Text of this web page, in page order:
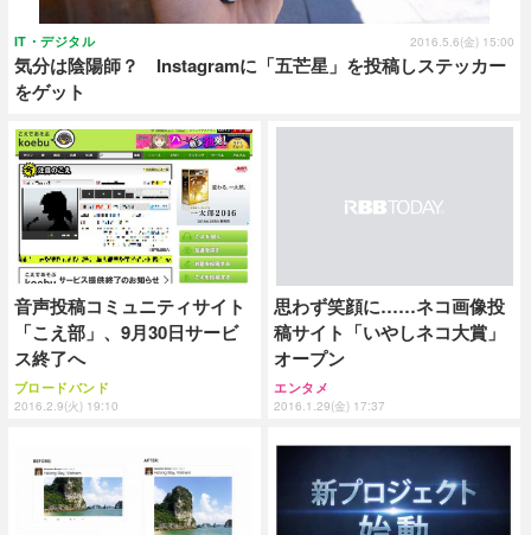
気分は陰陽師？ Instagramに「五芒星」を投稿しステッカー
をゲット
IT・デジタル 2016.5.6(金) 15:00
音声投稿コミュニティサイト
「こえ部」、9月30日サービ
ス終了へ
ブロードバンド
2016.2.9(火) 19:10
思わず笑顔に……ネコ画像投
稿サイト「いやしネコ大賞」
オープン
エンタメ
2016.1.29(金) 17:37